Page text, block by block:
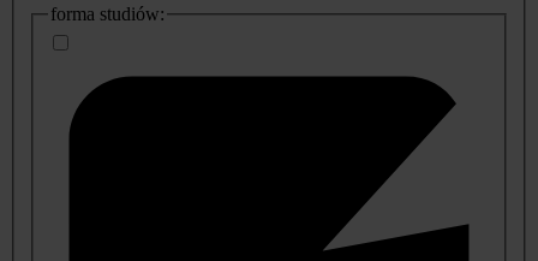
dodatkowe
informacje
forma studiów: